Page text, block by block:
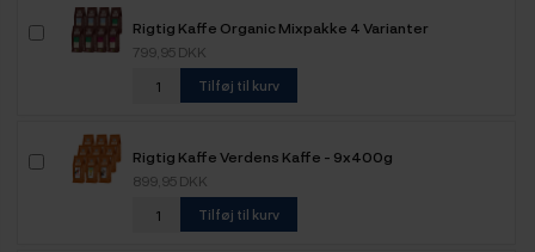
Rigtig Kaffe Organic Mixpakke 4 Varianter
799,95 DKK
Tilføj til kurv
Rigtig Kaffe Verdens Kaffe - 9x400g
899,95 DKK
Tilføj til kurv